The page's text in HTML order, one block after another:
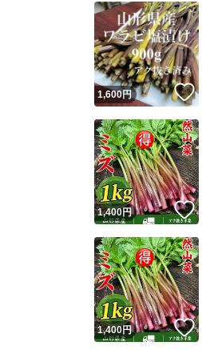
1,600円
1,400円
1,400円